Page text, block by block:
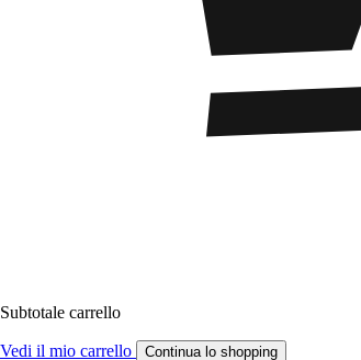
Subtotale carrello
Vedi il mio carrello Continua lo shopping